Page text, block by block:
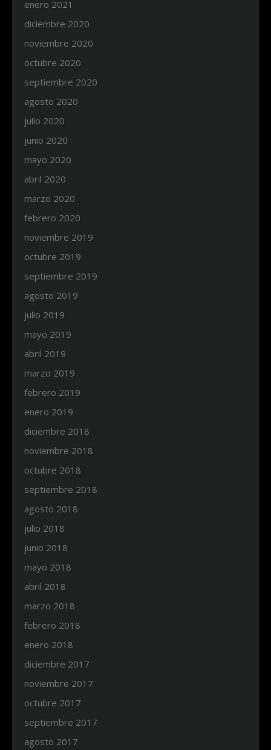
enero 2021
diciembre 2020
noviembre 2020
octubre 2020
septiembre 2020
agosto 2020
julio 2020
junio 2020
mayo 2020
abril 2020
marzo 2020
febrero 2020
noviembre 2019
octubre 2019
septiembre 2019
agosto 2019
julio 2019
mayo 2019
abril 2019
marzo 2019
febrero 2019
enero 2019
diciembre 2018
noviembre 2018
octubre 2018
septiembre 2018
agosto 2018
julio 2018
junio 2018
mayo 2018
abril 2018
marzo 2018
febrero 2018
enero 2018
diciembre 2017
noviembre 2017
octubre 2017
septiembre 2017
agosto 2017